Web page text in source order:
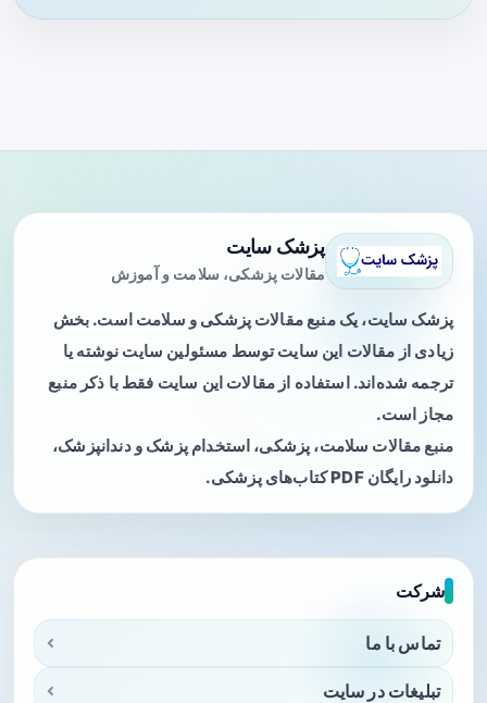
پزشک سایت
مقالات پزشکی، سلامت و آموزش
پزشک سایت، یک منبع مقالات پزشکی و سلامت است. بخش
زیادی از مقالات این سایت توسط مسئولین سایت نوشته یا
ترجمه شده‌اند. استفاده از مقالات این سایت فقط با ذکر منبع
مجاز است.
منبع مقالات سلامت، پزشکی، استخدام پزشک و دندانپزشک،
دانلود رایگان PDF کتاب‌های پزشکی.
شرکت
تماس با ما
تبلیغات در سایت